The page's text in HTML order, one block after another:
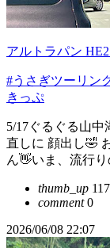
アルトラパン
#うさぎツーリン
きっぷ
5/17ぐるぐる山
直しに 顔出し🤣⁡
ん👋⁡いま、流行
thumb_up 117
comment0
2026/06/08 22:07